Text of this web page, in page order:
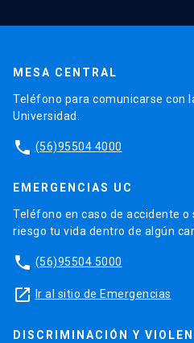
MESA CENTRAL
Teléfono para comunicarse con
Universidad.
phone (56)95504 4000
EMERGENCIAS UC
Teléfono en caso de accidente o
riesgo tu vida dentro de algún
phone (56)95504 5000
launch Ir al sitio de Emergencias
DISCRIMINACIÓN Y